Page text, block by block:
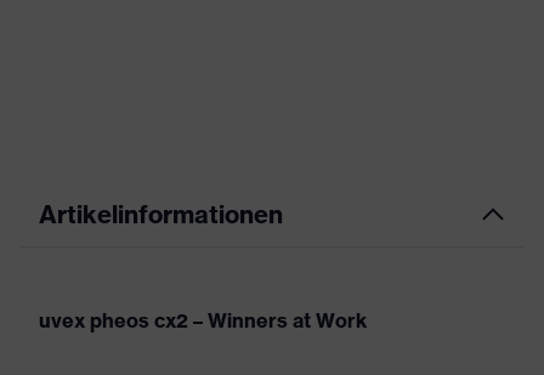
Artikelinformationen
uvex pheos cx2 – Winners at Work